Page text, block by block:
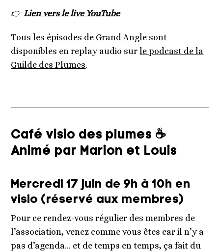
👉Lien vers le live YouTube
Tous les épisodes de Grand Angle sont
disponibles en replay audio surle podcast de la
Guilde des Plumes.
Café visio des plumes ☕
Animé par Marion et Louis
Mercredi 17 juin de 9h à 10h en
visio (réservé aux membres)
Pour ce rendez-vous régulier des membres de
l’association, venez comme vous êtes car il n’y a
pas d’agenda… et de temps en temps, ça fait du